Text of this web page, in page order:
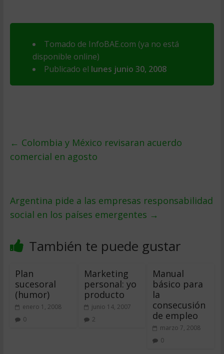
Tomado de InfoBAE.com (ya no está
disponible online)
Publicado el lunes junio 30, 2008
← Colombia y México revisaran acuerdo
comercial en agosto
Argentina pide a las empresas responsabilidad
social en los paí­ses emergentes →
También te puede gustar
Plan
sucesoral
(humor)
enero 1, 2008
0
Marketing
personal: yo
producto
junio 14, 2007
2
Manual
básico para
la
consecusión
de empleo
marzo 7, 2008
0